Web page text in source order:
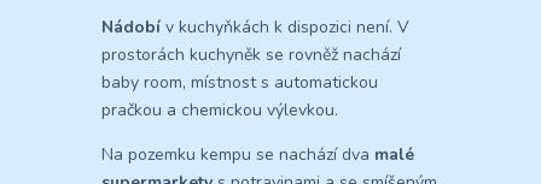
Nádobí v kuchyňkách k dispozici není. V
prostorách kuchyněk se rovněž nachází
baby room, místnost s automatickou
pračkou a chemickou výlevkou.
Na pozemku kempu se nachází dva malé